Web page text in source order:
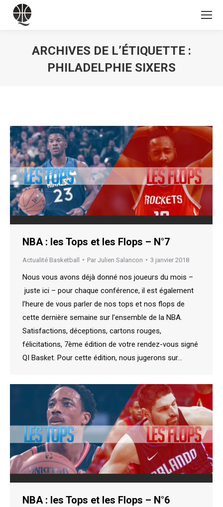
ARCHIVES DE L’ÉTIQUETTE :
PHILADELPHIE SIXERS
NBA : les Tops et les Flops – N°7
Actualité Basketball Par Julien Salancon 3 janvier 2018
Nous vous avons déjà donné nos joueurs du mois –
juste ici – pour chaque conférence, il est également
l’heure de vous parler de nos tops et nos flops de
cette dernière semaine sur l’ensemble de la NBA.
Satisfactions, déceptions, cartons rouges,
félicitations, 7ème édition de votre rendez-vous signé
QI Basket. Pour cette édition, nous jugerons sur…
NBA : les Tops et les Flops – N°6